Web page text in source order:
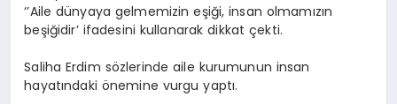
TEKNOLOJI
‘’Aile dünyaya gelmemizin eşiği, insan olmamızın
beşiğidir’ ifadesini kullanarak dikkat çekti.
Saliha Erdim sözlerinde aile kurumunun insan
hayatındaki önemine vurgu yaptı.